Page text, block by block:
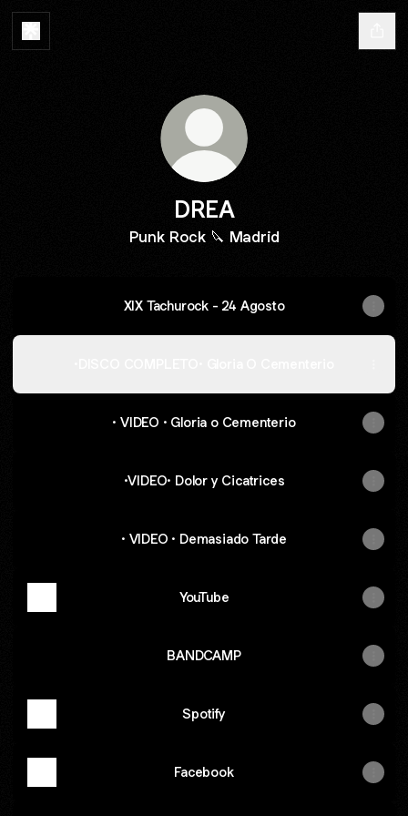
DREA
Punk Rock 🔪 Madrid
XIX Tachurock - 24 Agosto
· VIDEO · Gloria o Cementerio
·VIDEO· Dolor y Cicatrices
· VIDEO · Demasiado Tarde
YouTube
BANDCAMP
Spotify
Facebook